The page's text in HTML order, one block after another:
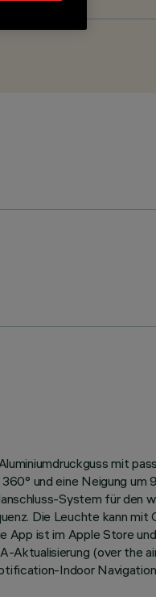
mit
und eine Neigung um
System für den
Die Leuchte kann mit
ist im Apple Store
Aktualisierung (over the
Indoor